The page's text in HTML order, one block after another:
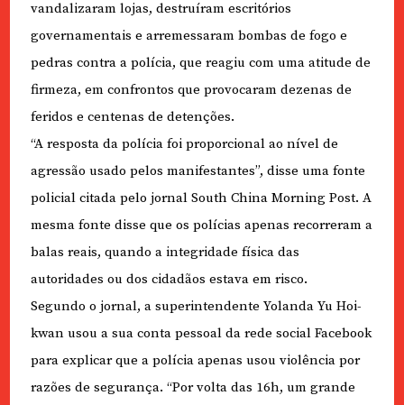
vandalizaram lojas, destruíram escritórios
governamentais e arremessaram bombas de fogo e
pedras contra a polícia, que reagiu com uma atitude de
firmeza, em confrontos que provocaram dezenas de
feridos e centenas de detenções.
“A resposta da polícia foi proporcional ao nível de
agressão usado pelos manifestantes”, disse uma fonte
policial citada pelo jornal South China Morning Post. A
mesma fonte disse que os polícias apenas recorreram a
balas reais, quando a integridade física das
autoridades ou dos cidadãos estava em risco.
Segundo o jornal, a superintendente Yolanda Yu Hoi-
kwan usou a sua conta pessoal da rede social Facebook
para explicar que a polícia apenas usou violência por
razões de segurança. “Por volta das 16h, um grande